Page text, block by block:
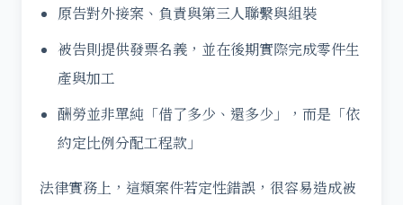
原告對外接案、負責與第三人聯繫與組裝
被告則提供發票名義，並在後期實際完成零件生
產與加工
酬勞並非單純「借了多少、還多少」，而是「依
約定比例分配工程款」
法律實務上，這類案件若定性錯誤，很容易造成被